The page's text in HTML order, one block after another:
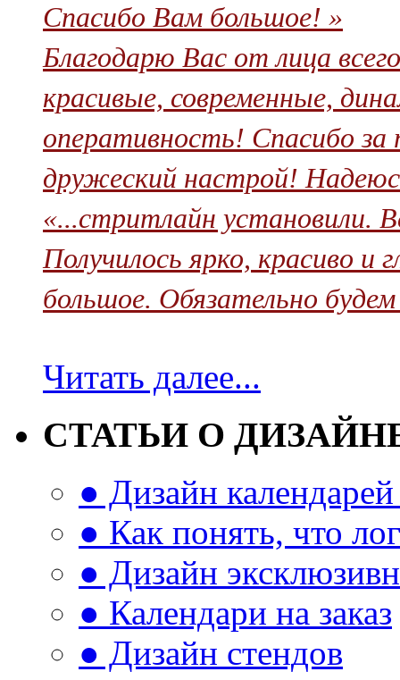
Спасибо Вам большое! »
Благодарю Вас от лица
красивые, современные,
оперативность! Спасибо за
дружеский настрой!
«...стритлайн установили.
Получилось ярко, красиво и
большое. Обязательно
Читать далее...
СТАТЬИ О
● Дизайн
● Как понять, что
● Дизайн
● Календари на заказ
● Дизайн стендов